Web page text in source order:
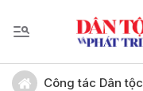
Công tác Dân tộc